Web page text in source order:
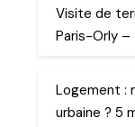
Visite de
Paris-Orly –
Logement :
urbaine ? 5